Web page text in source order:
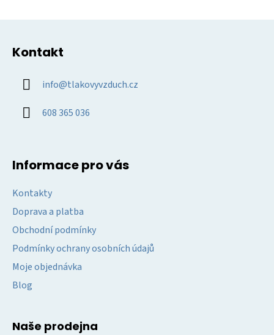
Kontakt
info@tlakovyvzduch.cz
608 365 036
Informace pro vás
Kontakty
Doprava a platba
Obchodní podmínky
Podmínky ochrany osobních údajů
Moje objednávka
Blog
Naše prodejna